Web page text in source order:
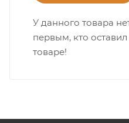
У данного товара
первым, кто
товаре!